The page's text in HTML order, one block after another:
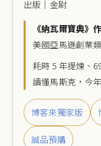
出版｜金尉
《納瓦爾寶典》
美國亞馬遜創業
耗時 5 年提煉、
讀懂馬斯克，今
博客來獨家版
誠品預購